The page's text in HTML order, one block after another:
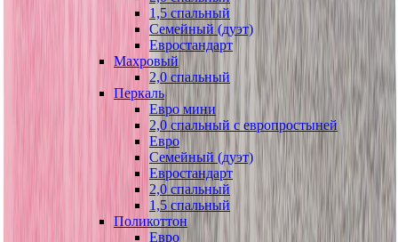
1,5 спальный
Семейный (дуэт)
Евростандарт
Махровый
2,0 спальный
Перкаль
Евро мини
2,0 спальный с европростыней
Евро
Семейный (дуэт)
Евростандарт
2,0 спальный
1,5 спальный
Поликоттон
Евро